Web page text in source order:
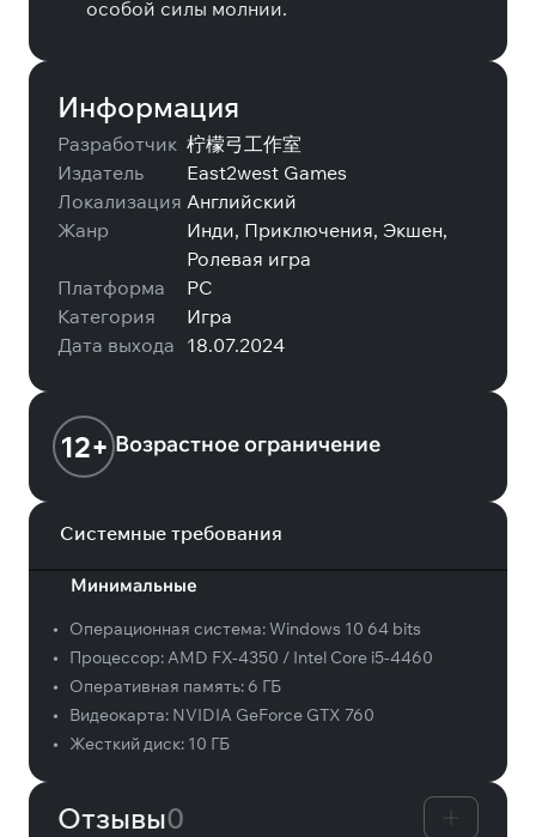
особой силы молнии.
Информация
Разработчик 柠檬弓工作室
Издатель
East2west Games
Локализация Английский
Жанр
Инди, Приключения, Экшен,
Ролевая игра
Платформа
PC
Категория
Игра
Дата выхода 18.07.2024
12+ Возрастное ограничение
Системные требования
Минимальные
• Операционная система:Windows 10 64 bits
•
Процессор:AMD FX-4350 / Intel Core i5-4460
•
Оперативная память: 6 ГБ
•
Видеокарта: NVIDIA GeForce GTX 760
•
Жесткий диск: 10 ГБ
Отзывы0